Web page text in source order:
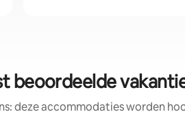
beoordeelde
deze accommodaties worden